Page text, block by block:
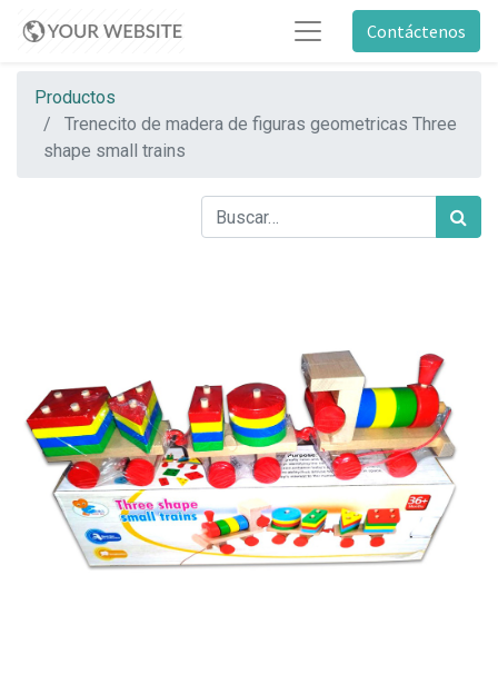
Contáctenos
Productos
Trenecito de madera de figuras geometricas Three
shape small trains